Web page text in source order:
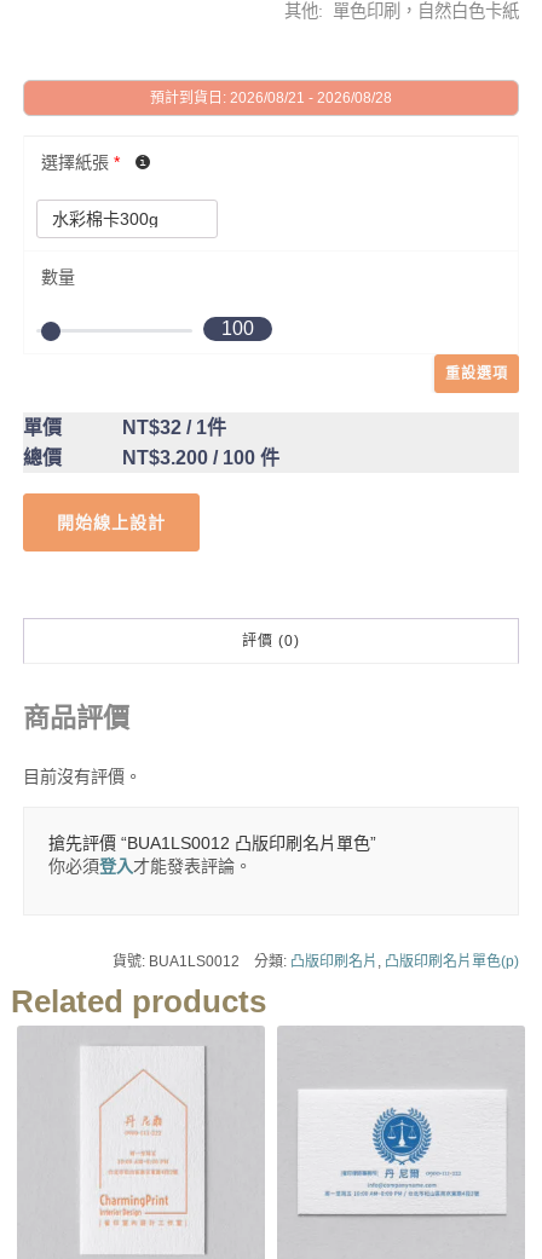
其他: 單色印刷，自然白色卡紙
預計到貨日: 2026/08/21 - 2026/08/28
選擇紙張 *
數量
100
重設選項
單價 NT$32/ 1件
總價
NT$3.200/ 100 件
開始線上設計
評價 (0)
商品評價
目前沒有評價。
搶先評價 “BUA1LS0012 凸版印刷名片單色”
你必須登入才能發表評論。
貨號: BUA1LS0012 分類: 凸版印刷名片 凸版印刷名片單色(p)
Related products